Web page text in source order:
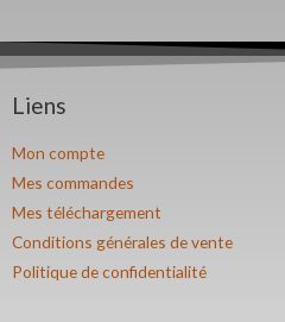
Liens
Mon compte
Mes commandes
Mes téléchargement
Conditions générales de vente
Politique de confidentialité